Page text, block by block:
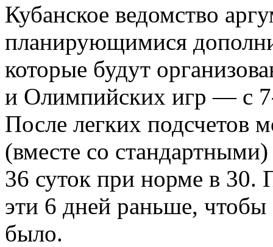
Кубанское ведомство
планирующимися
которые будут
и Олимпийских игр — с
После легких подсчетов
(вместе со
36 суток при норме в 30.
эти 6 дней раньше, чтобы
было.